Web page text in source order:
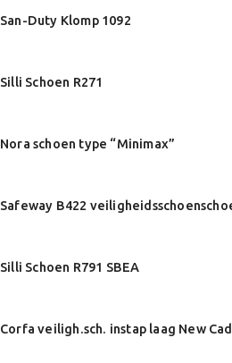
San-Duty Klomp 1092
Silli Schoen R271
Nora schoen type “Minimax”
Safeway B422
Silli Schoen R791 SBEA
Corfa veiligh.sch. instap laag New